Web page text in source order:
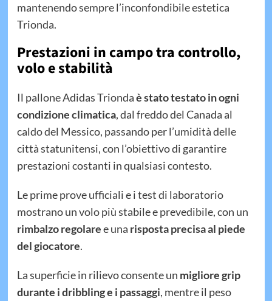
mantenendo sempre l’inconfondibile estetica
Trionda.
Prestazioni in campo tra controllo,
volo e stabilità
Il pallone Adidas Triondaè stato testato in ogni
condizione climatica, dal freddo del Canada al
caldo del Messico, passando per l’umidità delle
città statunitensi, con l’obiettivo di garantire
prestazioni costanti in qualsiasi contesto.
Le prime prove ufficiali e i test di laboratorio
mostrano un volo più stabile e prevedibile, con un
rimbalzo regolaree una risposta precisa al piede
del giocatore.
La superficie in rilievo consente un migliore grip
durante i dribbling e i passaggi, mentre il peso